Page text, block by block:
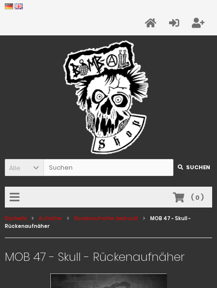
Alle SUCHEN
( 0)
Startseite Aufnäher Rückenaufnäher, bedruckt
MOB 47 - Skull -
Rückenaufnäher
MOB 47 - Skull - Rückenaufnäher